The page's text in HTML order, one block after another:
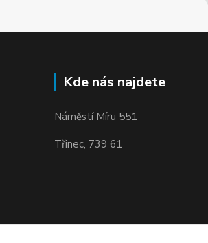
Kde nás najdete
Náměstí Míru 551
Třinec, 739 61